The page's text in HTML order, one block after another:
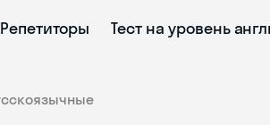
Репетиторы Тест на уровень